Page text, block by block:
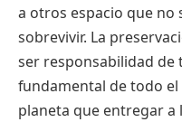
a otros espacio que no
sobrevivir. La
ser responsabilidad
fundamental de todo
planeta que entregar a